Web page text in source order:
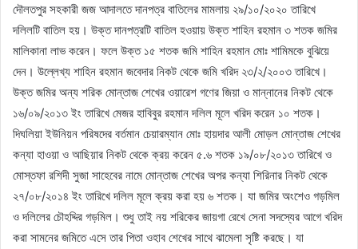
দৌলতপুর সহকারী জজ আদালতে দানপত্র বাতিলের মামলায় ২৯/১০/২০২০ তারিখে
দলিলটি বাতিল হয়। উক্ত দানপত্রটি বাতিল হওয়ায় উক্ত শাহিন রহমান ৩ শতক জমির
মালিকানা লাভ করেন। ফলে উক্ত ১৫ শতক জমি শাহিন রহমান মোঃ শামিমকে বুঝিয়ে
দেন। উল্লেখ্য শাহিন রহমান জবেদার নিকট থেকে জমি খরিদ ২৩/২/২০০৩ তারিখে।
উক্ত জমির অন্য শরিক মোন্তাজ শেখের ওয়ারেশ গণের জিয়া ও মান্নানের নিকট থেকে
১৬/০৯/২০১৩ ইং তারিখে মেজর হাবিবুর রহমান দলিল মূলে খরিদ করেন ১০ শতক।
দিঘলিয়া ইউনিয়ন পরিষদের বর্তমান চেয়ারম্যান মোঃ হায়দার আলী মোড়ল মোন্তাজ শেখের
কন্যা হাওয়া ও আছিয়ার নিকট থেকে ক্রয় করেন ৫.৬ শতক ১৯/০৮/২০১৩ তারিখে ও
মোস্তফা রশিদী সুজা সাহেবের নামে মোন্তাজ শেখের অপর কন্যা শিরিনার নিকট থেকে
২৭/০৮/২০১৪ ইং তারিখে দলিল মূলে ক্রয় করা হয় ৬ শতক। যা জমির অংশেও গড়মিল
ও দলিলের চৌহদ্দির গড়মিল। শুধু তাই নয় শরিকের জায়গা রেখে সেনা সদস্যের আগে খরিদ
করা সামনের জমিতে এসে তার পিতা ওহাব শেখের সাথে ঝামেলা সৃষ্টি করছে। যা